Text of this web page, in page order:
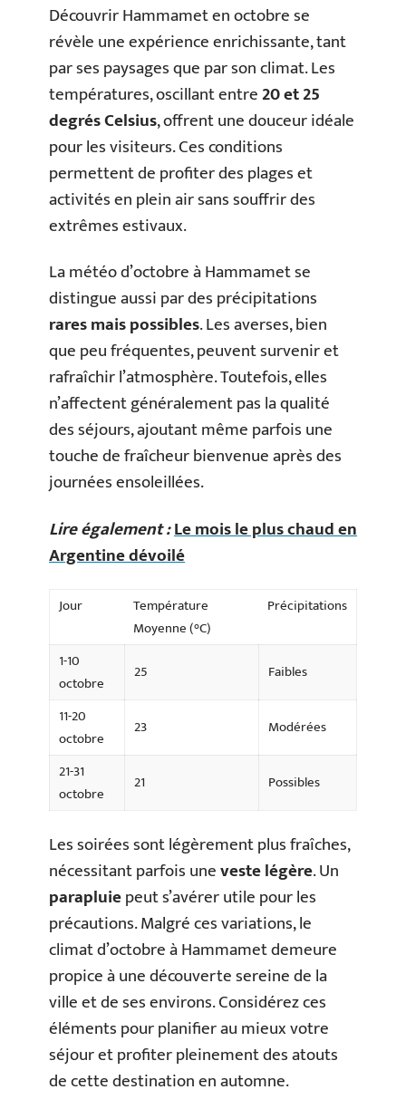
Découvrir Hammamet en octobre se
révèle une expérience enrichissante, tant
par ses paysages que par son climat. Les
températures, oscillant entre20 et 25
degrés Celsius, offrent une douceur idéale
pour les visiteurs. Ces conditions
permettent de profiter des plages et
activités en plein air sans souffrir des
extrêmes estivaux.
La météo d’octobre à Hammamet se
distingue aussi par des précipitations
rares mais possibles. Les averses, bien
que peu fréquentes, peuvent survenir et
rafraîchir l’atmosphère. Toutefois, elles
n’affectent généralement pas la qualité
des séjours, ajoutant même parfois une
touche de fraîcheur bienvenue après des
journées ensoleillées.
Lire également :Le mois le plus chaud en
Argentine dévoilé
Jour
Température
Moyenne (°C)
Précipitations
1-10
octobre
25
Faibles
11-20
octobre
23
Modérées
21-31
octobre
21 Possibles
Les soirées sont légèrement plus fraîches,
nécessitant parfois uneveste légère. Un
parapluiepeut s’avérer utile pour les
précautions. Malgré ces variations, le
climat d’octobre à Hammamet demeure
propice à une découverte sereine de la
ville et de ses environs. Considérez ces
éléments pour planifier au mieux votre
séjour et profiter pleinement des atouts
de cette destination en automne.